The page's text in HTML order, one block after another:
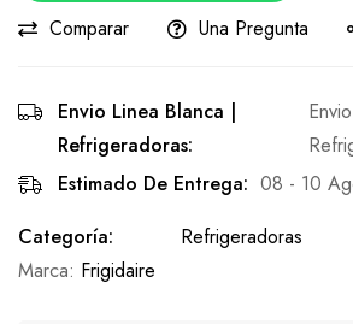
Comparar Una Pregunta
Envio Linea Blanca |
Refrigeradoras:
Estimado De Entrega: 08 - 10
Categoría:
Refrigeradoras
Marca: Frigidaire